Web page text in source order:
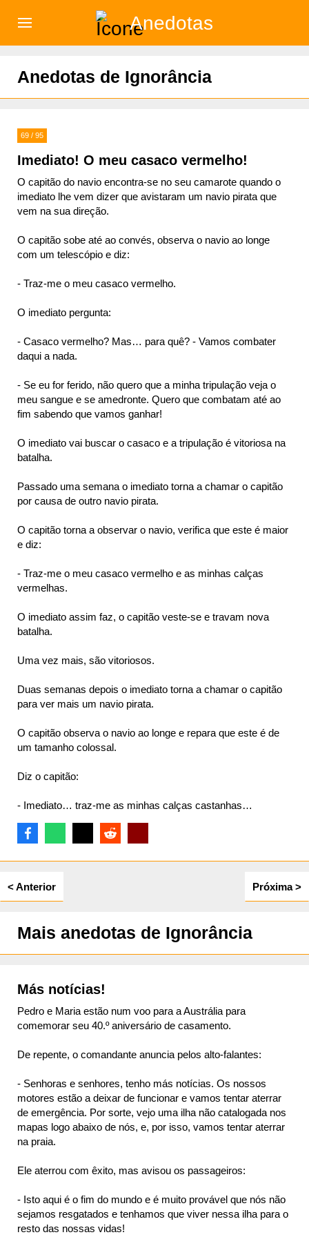
Anedotas
Anedotas de Ignorância
69 / 95
Imediato! O meu casaco vermelho!
O capitão do navio encontra-se no seu camarote quando o
imediato lhe vem dizer que avistaram um navio pirata que
vem na sua direção.
O capitão sobe até ao convés, observa o navio ao longe
com um telescópio e diz:
- Traz-me o meu casaco vermelho.
O imediato pergunta:
- Casaco vermelho? Mas… para quê? - Vamos combater
daqui a nada.
- Se eu for ferido, não quero que a minha tripulação veja o
meu sangue e se amedronte. Quero que combatam até ao
fim sabendo que vamos ganhar!
O imediato vai buscar o casaco e a tripulação é vitoriosa na
batalha.
Passado uma semana o imediato torna a chamar o capitão
por causa de outro navio pirata.
O capitão torna a observar o navio, verifica que este é maior
e diz:
- Traz-me o meu casaco vermelho e as minhas calças
vermelhas.
O imediato assim faz, o capitão veste-se e travam nova
batalha.
Uma vez mais, são vitoriosos.
Duas semanas depois o imediato torna a chamar o capitão
para ver mais um navio pirata.
O capitão observa o navio ao longe e repara que este é de
um tamanho colossal.
Diz o capitão:
- Imediato… traz-me as minhas calças castanhas…
< Anterior Próxima >
Mais anedotas de Ignorância
Más notícias!
Pedro e Maria estão num voo para a Austrália para
comemorar seu 40.º aniversário de casamento.
De repente, o comandante anuncia pelos alto-falantes:
- Senhoras e senhores, tenho más notícias. Os nossos
motores estão a deixar de funcionar e vamos tentar aterrar
de emergência. Por sorte, vejo uma ilha não catalogada nos
mapas logo abaixo de nós, e, por isso, vamos tentar aterrar
na praia.
Ele aterrou com êxito, mas avisou os passageiros:
- Isto aqui é o fim do mundo e é muito provável que nós não
sejamos resgatados e tenhamos que viver nessa ilha para o
resto das nossas vidas!